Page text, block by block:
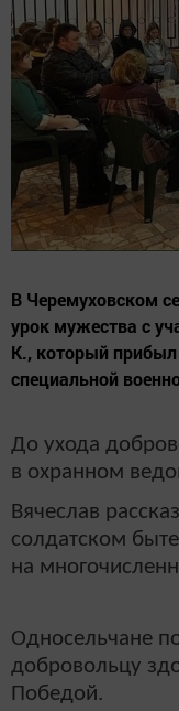
В Черемуховском
урок мужества с
К., который
специальной
До ухода
в охранном
Вячеслав
солдатском
на
Односельчане
добровольцу
Победой.